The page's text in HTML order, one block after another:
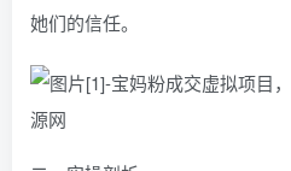
她们的信任。